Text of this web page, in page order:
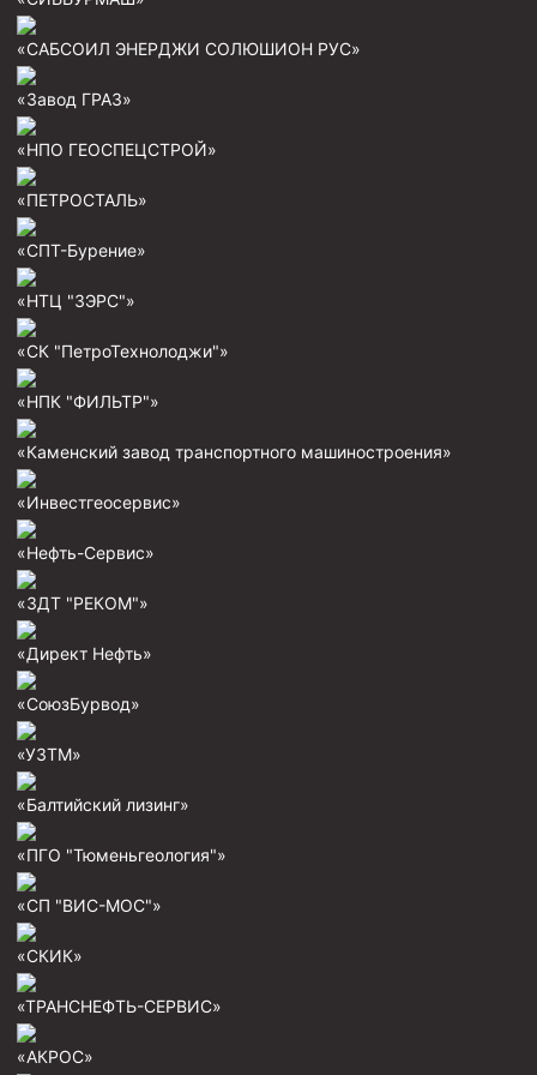
Муфта ОТТМ 146
Муфта БТС 178
Муфта БТС 168
Муфта ОТТМ 127
Муфта ОТТМ 324
Муфта ОТТМ 178
Муфта ОТТГ 168
Муфта ОТТГ 146
Муфта ОТТГ 127
Буровое оборудование
высокого давления
Противовыбросовое оборудование
Системы верхнего привода (СВП)
Буровые установки
«САБСОИЛ ЭНЕРДЖИ СОЛЮШИОН РУС»
«Завод ГРАЗ»
«НПО ГЕОСПЕЦСТРОЙ»
«ПЕТРОСТАЛЬ»
«СПТ-Бурение»
«НТЦ "ЗЭРС"»
«СК "ПетроТехнолоджи"»
«НПК "ФИЛЬТР"»
«Каменский завод транспортного машиностроения»
«Инвестгеосервис»
«Нефть-Сервис»
«ЗДТ "РЕКОМ"»
«Директ Нефть»
«СоюзБурвод»
«УЗТМ»
«Балтийский лизинг»
«ПГО "Тюменьгеология"»
«СП "ВИС-МОС"»
«СКИК»
«ТРАНСНЕФТЬ-СЕРВИС»
«АКРОС»